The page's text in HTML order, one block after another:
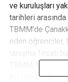
ve kuruluşları
tarihleri
TBMM’de
eden öğrenciler,
TBMM,
AB Bakanlığı,